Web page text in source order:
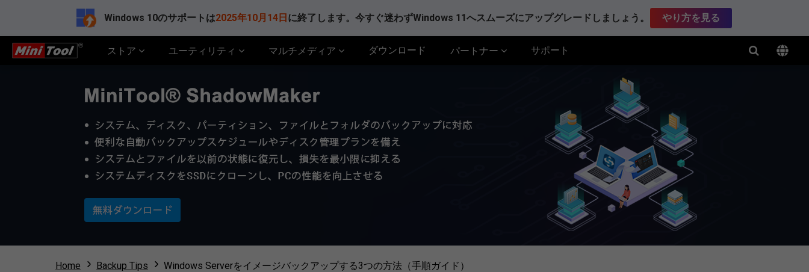
Windows 10のサポートは2025年10月14日 に終了します。今すぐ迷わずWindows 11へスムーズにアップグレードしましょう。 やり方を見る
ストア ユーティリティ マルチメディア ダウンロード パートナー サポート
Home Backup Tips Windows Serverをイメージバックアップする3つの方法（手順ガイド）